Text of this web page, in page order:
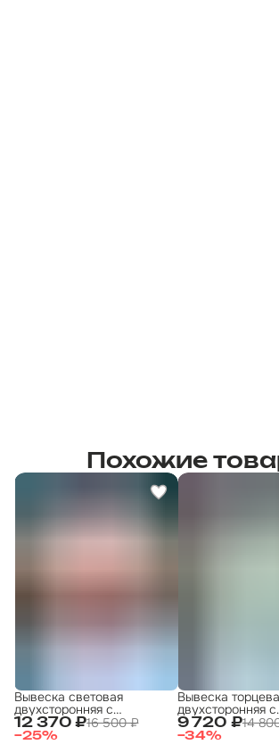
Похожие
12 370 ₽16 500 ₽
−25%
Вывеска световая
двухсторонняя с
подсветкой "Шашлык 3"
50х50 см
9 720 ₽14
−34%
Вывеска
двухсторонняя с
подсветкой
ХАЛЯЛЬ 50x50 4